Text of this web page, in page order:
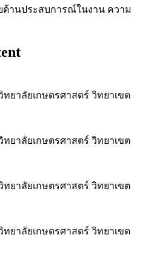
านประสบการณ์ในงาน ความ
ยาลัยเกษตรศาสตร์ วิทยาเขต
ยาลัยเกษตรศาสตร์ วิทยาเขต
ยาลัยเกษตรศาสตร์ วิทยาเขต
ยาลัยเกษตรศาสตร์ วิทยาเขต